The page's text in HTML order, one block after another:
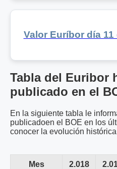
Valor Euríbor día
Tabla del Euribor
publicado en el
En la siguiente tabla le
publicadoen el BOE en los
conocer la evolución
Mes 2.018